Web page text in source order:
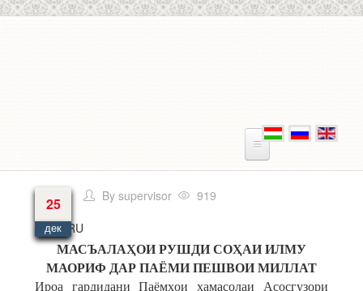
25
дек
Bysupervisor
919
Язык RU
МАСЪАЛАҲОИ РУШДИ СОҲАИ ИЛМУ
МАОРИФ ДАР ПАЁМИ ПЕШВОИ МИЛЛАТ
Ироа гардидани Паёмҳои ҳамасолаи Асосгузори